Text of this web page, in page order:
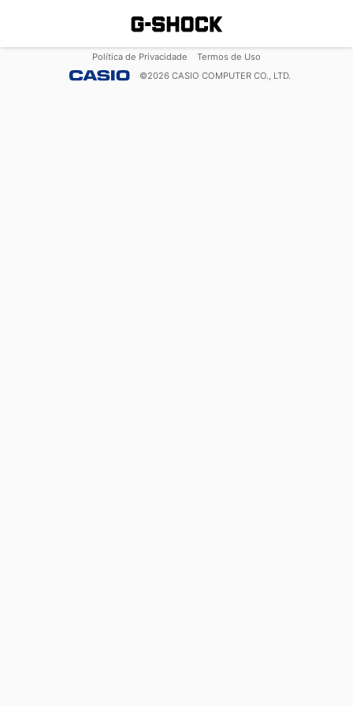
Política de Privacidade
Termos de Uso
©2026 CASIO COMPUTER CO., LTD.